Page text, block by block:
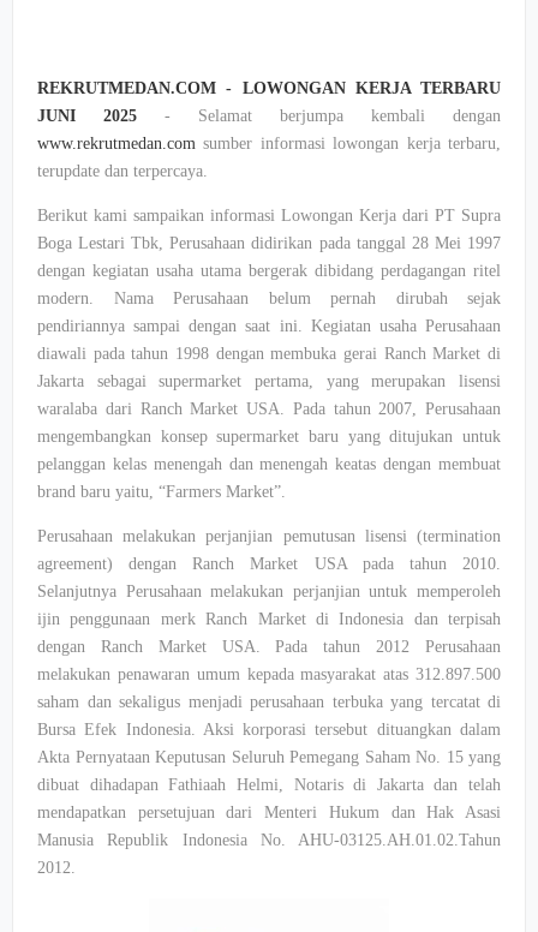
REKRUTMEDAN.COM - LOWONGAN KERJA TERBARU
JUNI 2025 - Selamat berjumpa kembali dengan
www.rekrutmedan.com sumber informasi lowongan kerja terbaru,
terupdate dan terpercaya.
Berikut kami sampaikan informasi Lowongan Kerja dari PT Supra
Boga Lestari Tbk, Perusahaan didirikan pada tanggal 28 Mei 1997
dengan kegiatan usaha utama bergerak dibidang perdagangan ritel
modern. Nama Perusahaan belum pernah dirubah sejak
pendiriannya sampai dengan saat ini. Kegiatan usaha Perusahaan
diawali pada tahun 1998 dengan membuka gerai Ranch Market di
Jakarta sebagai supermarket pertama, yang merupakan lisensi
waralaba dari Ranch Market USA. Pada tahun 2007, Perusahaan
mengembangkan konsep supermarket baru yang ditujukan untuk
pelanggan kelas menengah dan menengah keatas dengan membuat
brand baru yaitu, “Farmers Market”.
Perusahaan melakukan perjanjian pemutusan lisensi (termination
agreement) dengan Ranch Market USA pada tahun 2010.
Selanjutnya Perusahaan melakukan perjanjian untuk memperoleh
ijin penggunaan merk Ranch Market di Indonesia dan terpisah
dengan Ranch Market USA. Pada tahun 2012 Perusahaan
melakukan penawaran umum kepada masyarakat atas 312.897.500
saham dan sekaligus menjadi perusahaan terbuka yang tercatat di
Bursa Efek Indonesia. Aksi korporasi tersebut dituangkan dalam
Akta Pernyataan Keputusan Seluruh Pemegang Saham No. 15 yang
dibuat dihadapan Fathiaah Helmi, Notaris di Jakarta dan telah
mendapatkan persetujuan dari Menteri Hukum dan Hak Asasi
Manusia Republik Indonesia No. AHU-03125.AH.01.02.Tahun
2012.